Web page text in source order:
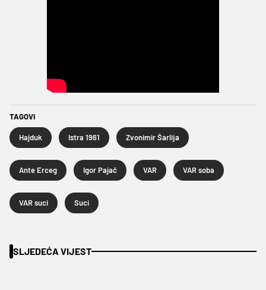
TAGOVI
Hajduk Istra 1961 Zvonimir Šarlija
Ante Erceg Igor Pajač VAR VAR soba
VAR suci Suci
SLJEDEĆA VIJEST